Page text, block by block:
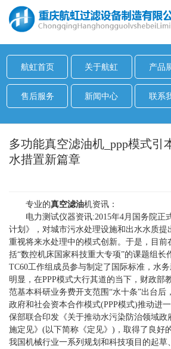
航虹首页 关于航虹 产品
售后服务 新闻中心 联系
多功能真空滤油机_ppp模式引
水措置新篇章
专业的真空滤油机资讯：
电力测试仪器资讯:2015年4月国务院正
计划》，对城市污水处理设施和出水水质提
重视将来水处理中的模式创新。于是，目前
括“数控机床国家科技重大专项”的课题组长
TC60工作组成员参与制定了国际标准，水务
明显，在PPP模式大行其道的当下，财政部
范基本科研业务费开支范围“水十条”出台后
政府和社会资本合作模式(PPP模式)推动进
保部联合印发《关于推动水污染防治领域政
施定见》(以下简称《定见》)，取得了良好
我国机械行业一系列规划和科技项目的起草